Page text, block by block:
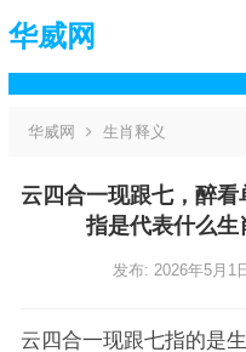
华威网
华威网 生肖释义
云四合一现跟七，醉
指是代表什么
发布: 2026年5月1
云四合一现跟七指的是